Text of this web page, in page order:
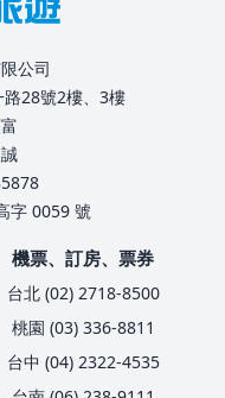
公司
28號2樓、3樓
字 0059 號
機票、訂房、票券
台北 (02) 2718-8500
桃園 (03) 336-8811
台中 (04) 2322-4535